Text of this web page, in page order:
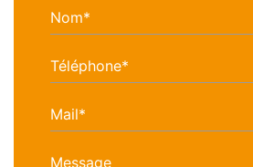
Nom*
Téléphone*
Mail*
Message